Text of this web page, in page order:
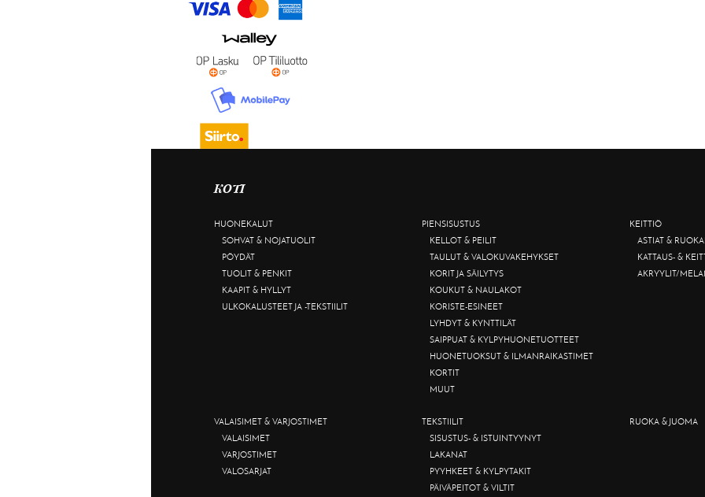
KOTI
HUONEKALUT
SOHVAT & NOJATUOLIT
PÖYDÄT
TUOLIT & PENKIT
KAAPIT & HYLLYT
ULKOKALUSTEET JA -TEKSTIILIT
PIENSISUSTUS
KELLOT & PEILIT
TAULUT & VALOKUVAKEHYKSET
KORIT JA SÄILYTYS
KOUKUT & NAULAKOT
KORISTE-ESINEET
LYHDYT & KYNTTILÄT
SAIPPUAT & KYLPYHUONETUOTTEET
HUONETUOKSUT & ILMANRAIKASTIMET
KORTIT
MUUT
KEITTIÖ
ASTIAT &
KATTAUS- &
AKRYYLIT/
VALAISIMET & VARJOSTIMET
VALAISIMET
VARJOSTIMET
VALOSARJAT
TEKSTIILIT
SISUSTUS- & ISTUINTYYNYT
LAKANAT
PYYHKEET & KYLPYTAKIT
PÄIVÄPEITOT & VILTIT
RUOKA & JUOMA